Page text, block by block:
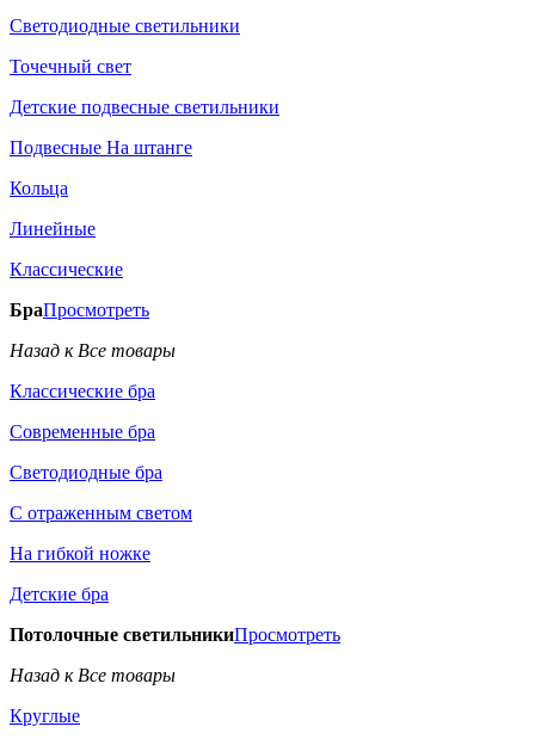
Светодиодные светильники
Точечный свет
Детские подвесные светильники
Подвесные На штанге
Кольца
Линейные
Классические
БраПросмотреть
Назад к Все товары
Классические бра
Современные бра
Светодиодные бра
С отраженным светом
На гибкой ножке
Детские бра
Потолочные светильникиПросмотреть
Назад к Все товары
Круглые